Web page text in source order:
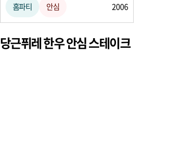
홈파티 안심 2006
당근퓌레 한우 안심 스테이크